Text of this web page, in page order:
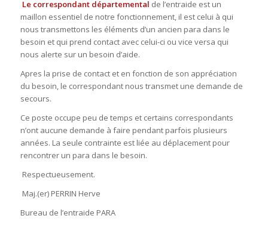
Le correspondant départemental de l’entraide est un
maillon essentiel de notre fonctionnement, il est celui à qui
nous transmettons les éléments d’un ancien para dans le
besoin et qui prend contact avec celui-ci ou vice versa qui
nous alerte sur un besoin d’aide.
Apres la prise de contact et en fonction de son appréciation
du besoin, le correspondant nous transmet une demande de
secours.
Ce poste occupe peu de temps et certains correspondants
n’ont aucune demande à faire pendant parfois plusieurs
années. La seule contrainte est liée au déplacement pour
rencontrer un para dans le besoin.
Respectueusement.
Maj.(er) PERRIN Herve
Bureau de l’entraide PARA